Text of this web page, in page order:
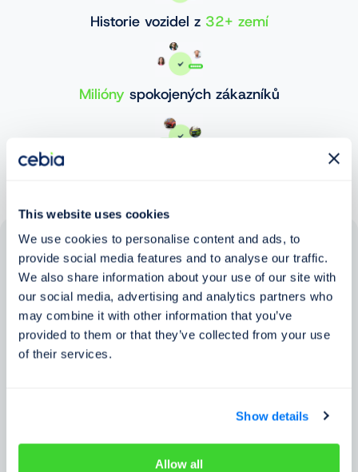
This website uses cookies
We use cookies to personalise content and ads, to
provide social media features and to analyse our traffic.
We also share information about your use of our site with
our social media, advertising and analytics partners who
may combine it with other information that you’ve
provided to them or that they’ve collected from your use
of their services.
Show details
Allow all
Historie vozidel z 32+ zemí
Milióny spokojených zákazníků
Zkušenosti zákazníků
Zjistěte, co o našem prověření říkají lidé